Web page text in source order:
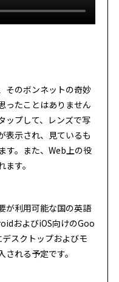
そのボンネットの奇妙
ったことはありません
ップして、レンズで写
表示され、見ているも
す。また、Web上の役
す。
が利用可能な国の英語
およびiOS向けのGoo
スクトップおよびモ
れる予定です。